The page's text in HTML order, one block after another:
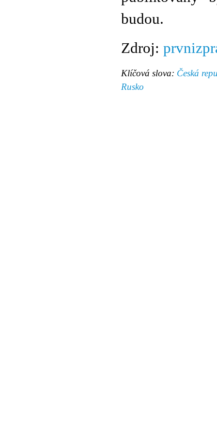
budou.
Zdroj:
Klíčová slova: Česká
Rusko